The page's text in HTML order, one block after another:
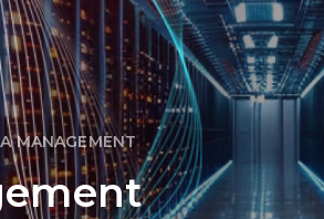
MANAGEMENT